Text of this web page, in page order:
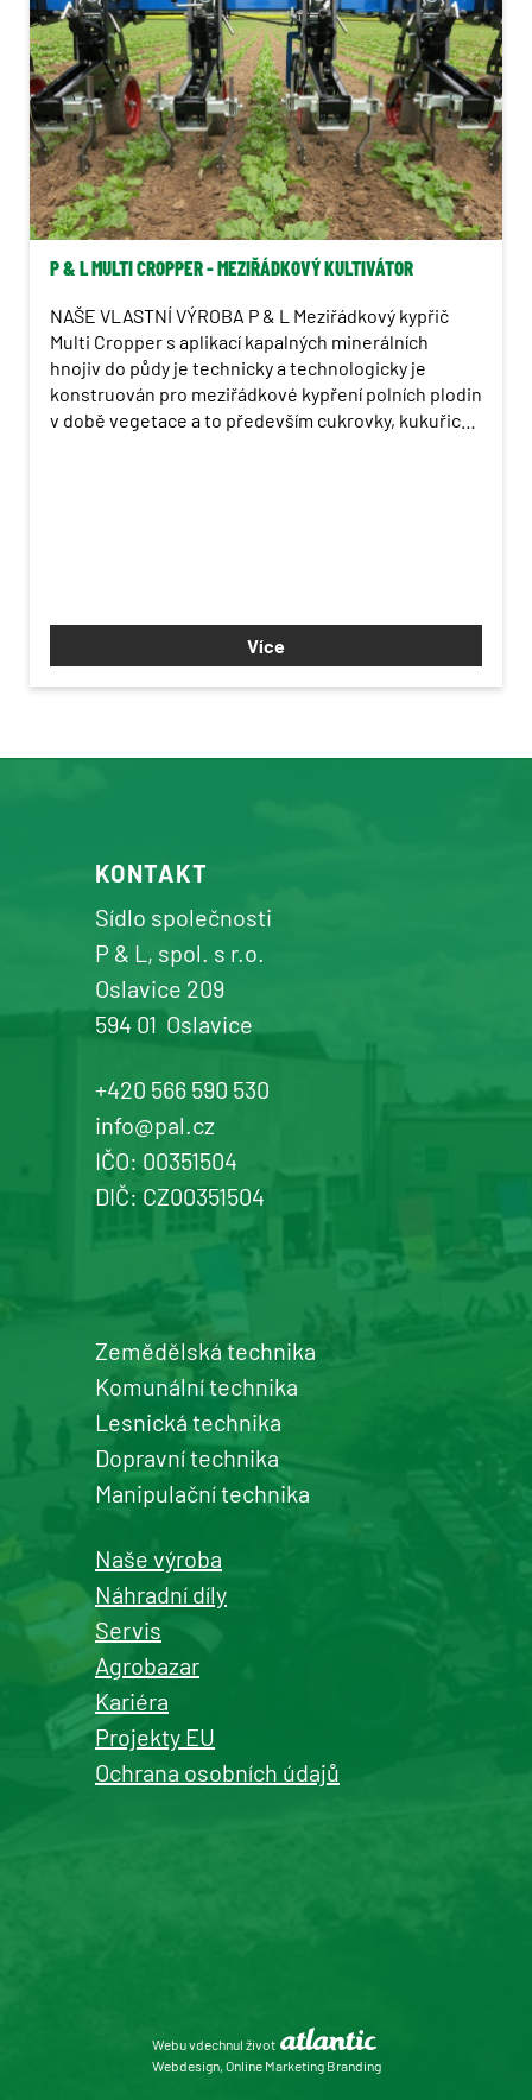
Navigace
Stroje na brambory
Postřikovače
Krmivářská technika
P & L MULTI CROPPER - MEZIŘÁDKOVÝ KULTIVÁTOR
NAŠE VLASTNÍ VÝROBA P & L Meziřádkový kypřič
Multi Cropper s aplikací kapalných minerálních
hnojiv do půdy je technicky a technologicky je
konstruován pro meziřádkové kypření polních plodin
v době vegetace a to především cukrovky, kukuřice,
Více
KONTAKT
Sídlo společnosti
P & L, spol. s r.o.
Oslavice 209
594 01 Oslavice
+420 566 590 530
info@pal.cz
IČO: 00351504
DIČ: CZ00351504
Zemědělská technika
Komunální technika
Lesnická technika
Dopravní technika
Manipulační technika
Naše výroba
Náhradní díly
Servis
Agrobazar
Kariéra
Projekty EU
Ochrana osobních údajů
Webu vdechnul život
Webdesign, Online Marketing Branding